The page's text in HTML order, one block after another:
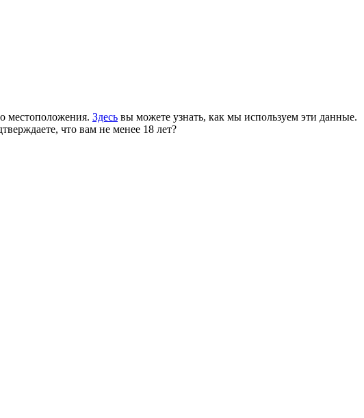
местоположения. Здесь вы можете узнать, как мы используем эти данные.
что вам не менее 18 лет?